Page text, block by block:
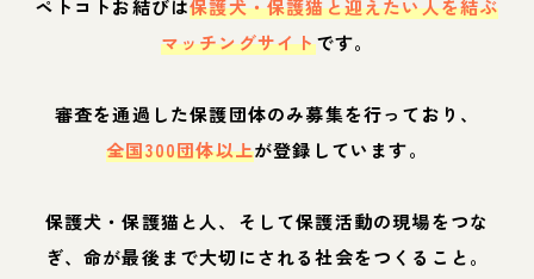
ペトコトお結びは保護犬・保護猫と迎えたい人を結ぶ
マッチングサイトです。
審査を通過した保護団体のみ募集を行っており、
全国300団体以上が登録しています。
保護犬・保護猫と人、そして保護活動の現場をつな
ぎ、命が最後まで大切にされる社会をつくること。